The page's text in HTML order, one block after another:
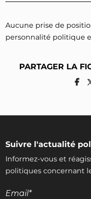
Aucune prise de
personnalité politique
PARTAGER LA
Suivre l'actualité
Informez-vous et
politiques concernant